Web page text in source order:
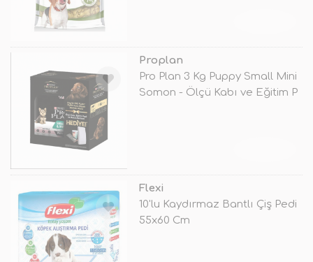
Proplan
Pro Plan 3 Kg Puppy Small Mini
Somon - Ölçü Kabı ve Eğitim P
Flexi
10'lu Kaydırmaz Bantlı Çiş Pedi
55x60 Cm